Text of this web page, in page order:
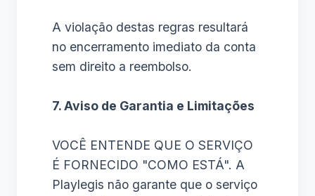
A violação destas regras resultará
no encerramento imediato da conta
sem direito a reembolso.
7. Aviso de Garantia e Limitações
VOCÊ ENTENDE QUE O SERVIÇO
É FORNECIDO "COMO ESTÁ". A
Playlegis não garante que o serviço